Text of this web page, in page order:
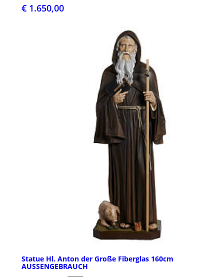
€ 1.650,00
Statue Hl. Anton der Große Fiberglas 160cm
AUSSENGEBRAUCH